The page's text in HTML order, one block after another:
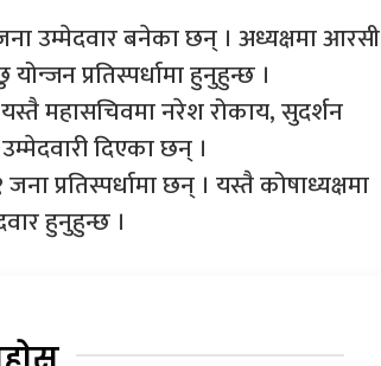
उम्मेदवार बनेका छन् । अध्यक्षमा आरसी
प्रतिस्पर्धामा हुनुहुन्छ ।
यस्तै महासचिवमा नरेश रोकाय, सुदर्शन
दिएका छन् ।
प्रतिस्पर्धामा छन् । यस्तै कोषाध्यक्षमा
हुनुहुन्छ ।